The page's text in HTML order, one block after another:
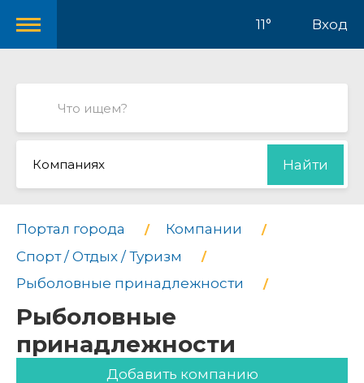
11° Вход
Компаниях Найти
Портал города
Компании
Спорт / Отдых / Туризм
Рыболовные принадлежности
Рыболовные
принадлежности
Добавить компанию